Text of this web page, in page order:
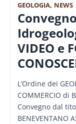
GEOLOGIA, NEWS
VIDEO e
L’Ordine dei
COMMERCIO di
Convegno dal
BENEVENTANO